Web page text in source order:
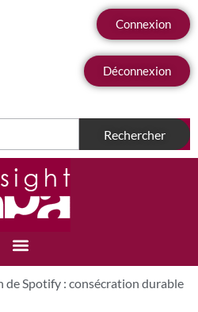
Connexion
Déconnexion
de Spotify : consécration durable